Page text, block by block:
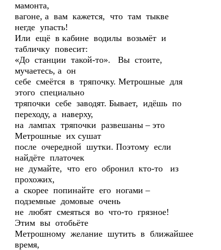
мамонта,
вагоне, а вам кажется, что там тыкве
негде упасть!
Или ещё в кабине водилы возьмёт и
табличку повесит:
«До станции такой-то». Вы стоите,
мучаетесь, а он
себе смеётся в тряпочку. Метрошные для
этого специально
тряпочки себе заводят. Бывает, идёшь по
переходу, а наверху,
на лампах тряпочки развешаны – это
Метрошные их сушат
после очередной шутки. Поэтому если
найдёте платочек
не думайте, что его обронил кто-то из
прохожих,
а скорее попинайте его ногами –
подземные домовые очень
не любят смеяться во что-то грязное!
Этим вы отобьёте
Метрошному желание шутить в ближайшее
время,